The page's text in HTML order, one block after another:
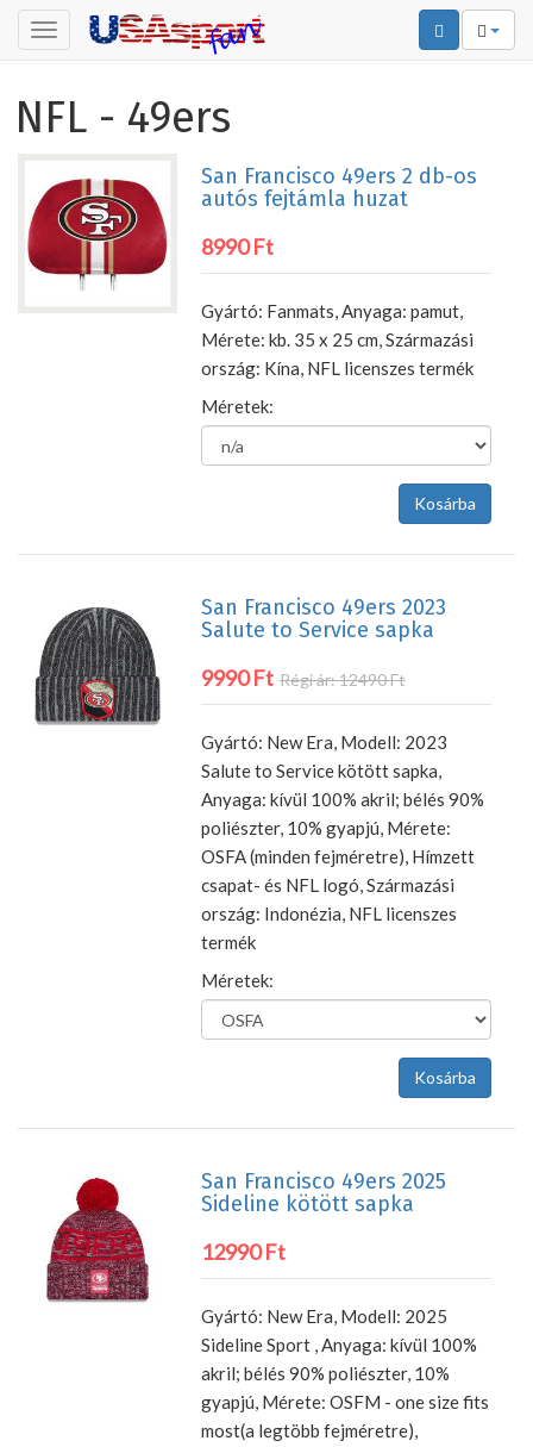
Toggle
navigation
NFL - 49ers
San Francisco 49ers 2 db-os
autós fejtámla huzat
8990 Ft
Gyártó: Fanmats, Anyaga: pamut,
Mérete: kb. 35 x 25 cm, Származási
ország: Kína, NFL licenszes termék
Méretek:
San Francisco 49ers 2023
Salute to Service sapka
9990 Ft Régi ár: 12490 Ft
Gyártó: New Era, Modell: 2023
Salute to Service kötött sapka,
Anyaga: kívül 100% akril; bélés 90%
poliészter, 10% gyapjú, Mérete:
OSFA (minden fejméretre), Hímzett
csapat- és NFL logó, Származási
ország: Indonézia, NFL licenszes
termék
Méretek:
San Francisco 49ers 2025
Sideline kötött sapka
12990 Ft
Gyártó: New Era, Modell: 2025
Sideline Sport , Anyaga: kívül 100%
akril; bélés 90% poliészter, 10%
gyapjú, Mérete: OSFM - one size fits
most(a legtöbb fejméretre),